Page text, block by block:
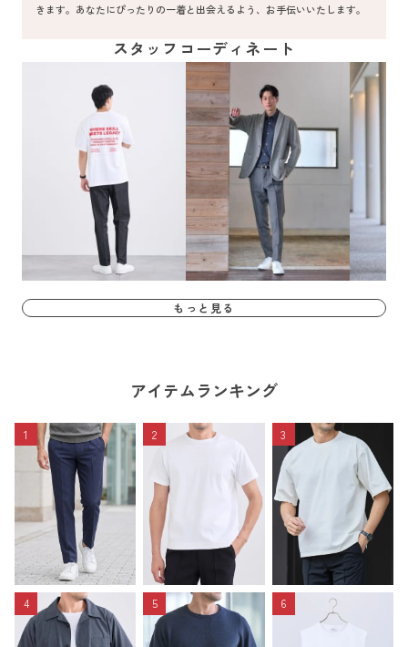
きます。あなたにぴったりの一着と出会えるよう、お手伝いいたします。
スタッフコーディネート
もっと見る
アイテムランキング
1 2 3
4 5 6